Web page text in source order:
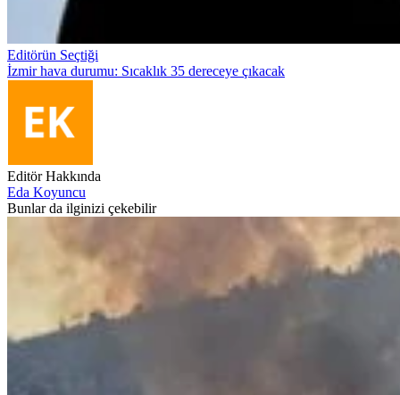
Editörün Seçtiği
İzmir hava durumu: Sıcaklık 35 dereceye çıkacak
Editör Hakkında
Eda Koyuncu
Bunlar da ilginizi çekebilir